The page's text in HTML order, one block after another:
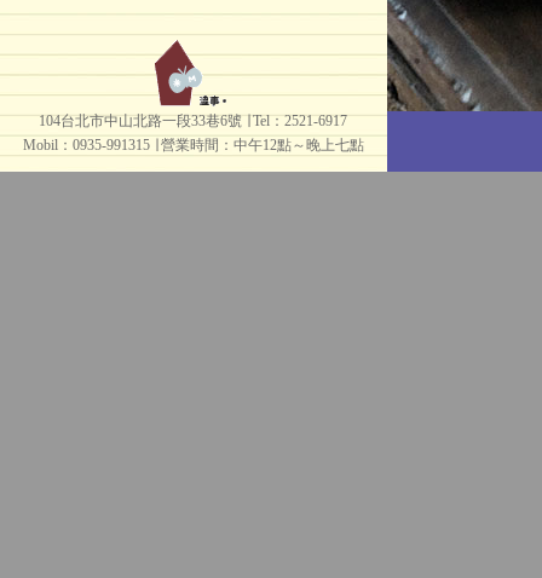
104台北市中山北路一段33巷6號 ∣ Tel：2521-6917
Mobil：0935-991315 ∣
營業時間：中午12點～晚上七點